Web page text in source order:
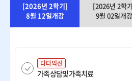
[2026년 2학기]
8월 12일개강
[2026년 2학
9월 02일개강
다다익선
가족상담및가족치료